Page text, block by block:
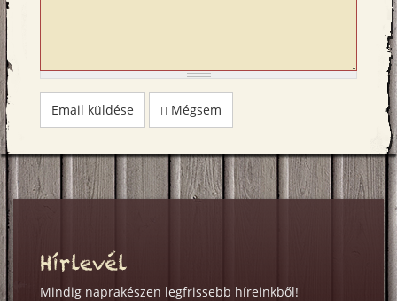
Email küldése Mégsem
Hírlevél
Mindig naprakészen legfrissebb híreinkből!